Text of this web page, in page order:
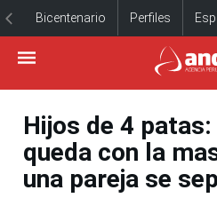
Bicentenario Perfiles
Hijos de 4 patas:
queda con la
una pareja se